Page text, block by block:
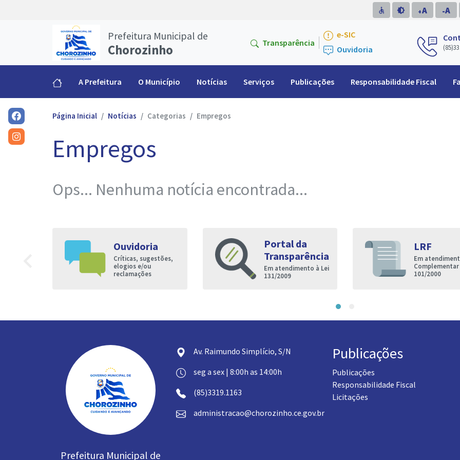
accessible brightness_medium A
+ A
-
Prefeitura Municipal de
Chorozinho Transparência
e-SIC
Ouvidoria
A Prefeitura O Município Notícias Serviços Publicações Responsabilidade Fiscal
Página Inicial Notícias Categorias Empregos
Empregos
Ops... Nenhuma notícia encontrada...
Ouvidoria
Críticas, sugestões,
elogios e/ou
reclamações
Portal da
Transparência
Em atendimento à Lei
131/2009
LRF
Em
Complementar
101/2000
Prefeitura Municipal de
Av. Raimundo Simplício, S/N
seg a sex | 8:00h as 14:00h
(85)3319.1163
administracao@chorozinho.ce.gov.br
Publicações
Publicações
Responsabilidade Fiscal
Licitações